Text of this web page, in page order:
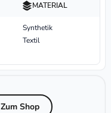
MATERIAL
Synthetik
Textil
Zum Shop